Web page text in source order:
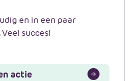
en in een paar
succes!
actie